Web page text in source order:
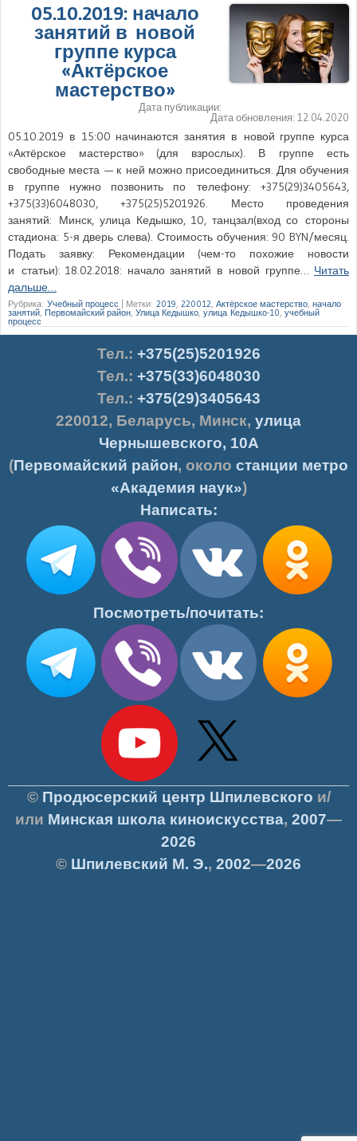
05.10.2019: начало
занятий в новой
группе курса
«Актёрское
мастерство»
Дата публикации:
Дата обновления: 12.04.2020
05.10.2019 в 15:00 начинаются занятия в новой группе курса
«Актёрское мастерство» (для взрослых). В группе есть
свободные места — к ней можно присоединиться. Для обучения
в группе нужно позвонить по телефону: +375(29)3405643,
+375(33)6048030, +375(25)5201926. Место проведения
занятий: Минск, улица Кедышко, 10, танцзал(вход со стороны
стадиона: 5-я дверь слева). Стоимость обучения: 90 BYN/месяц.
Подать заявку: Рекомендации (чем-то похожие новости
и статьи): 18.02.2018: начало занятий в новой группе… Читать
дальше…
Рубрика: Учебный процесс Метки: 2019 220012 Актёрское мастерство начало
занятий Первомайский район Улица Кедышко улица Кедышко-10 учебный
процесс
Тел.: +375(25)5201926
Тел.: +375(33)6048030
Тел.: +375(29)3405643
220012, Беларусь, Минск, улица
Чернышевского, 10А
(Первомайский район, около станции метро
«Академия наук»)
Написать:
Посмотреть/почитать:
© Продюсерский центр Шпилевского и/
или Минская школа киноискусства, 2007—
2026
© Шпилевский М. Э., 2002—2026